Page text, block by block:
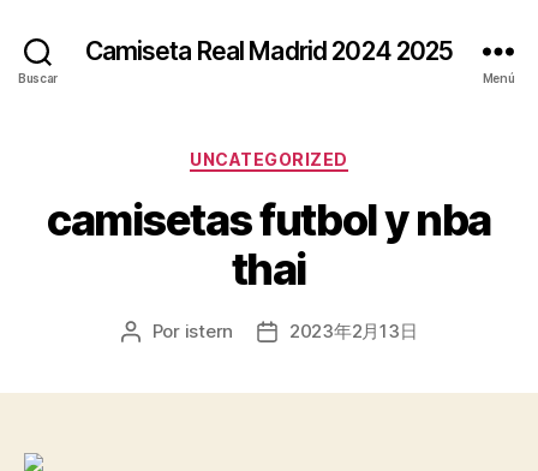
Buscar
Camiseta Real Madrid 2024 2025
Menú
Categorías
UNCATEGORIZED
camisetas futbol y nba
thai
Autor
Por istern
Fecha2023年2月13日